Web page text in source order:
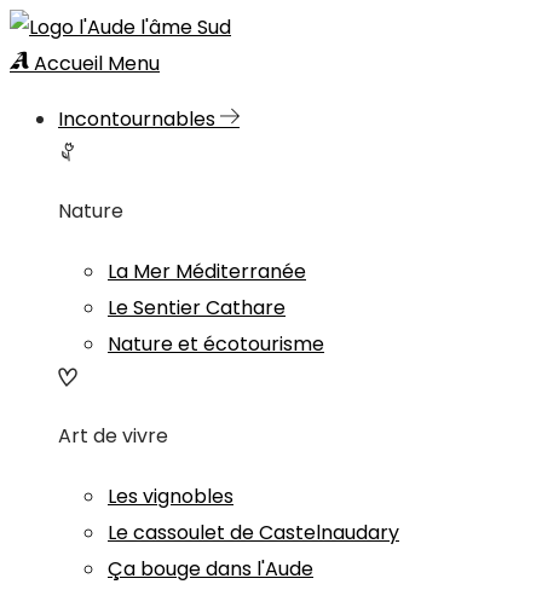
Accueil Menu
Incontournables
Nature
La Mer Méditerranée
Le Sentier Cathare
Nature et écotourisme
Art de vivre
Les vignobles
Le cassoulet de Castelnaudary
Ça bouge dans l'Aude